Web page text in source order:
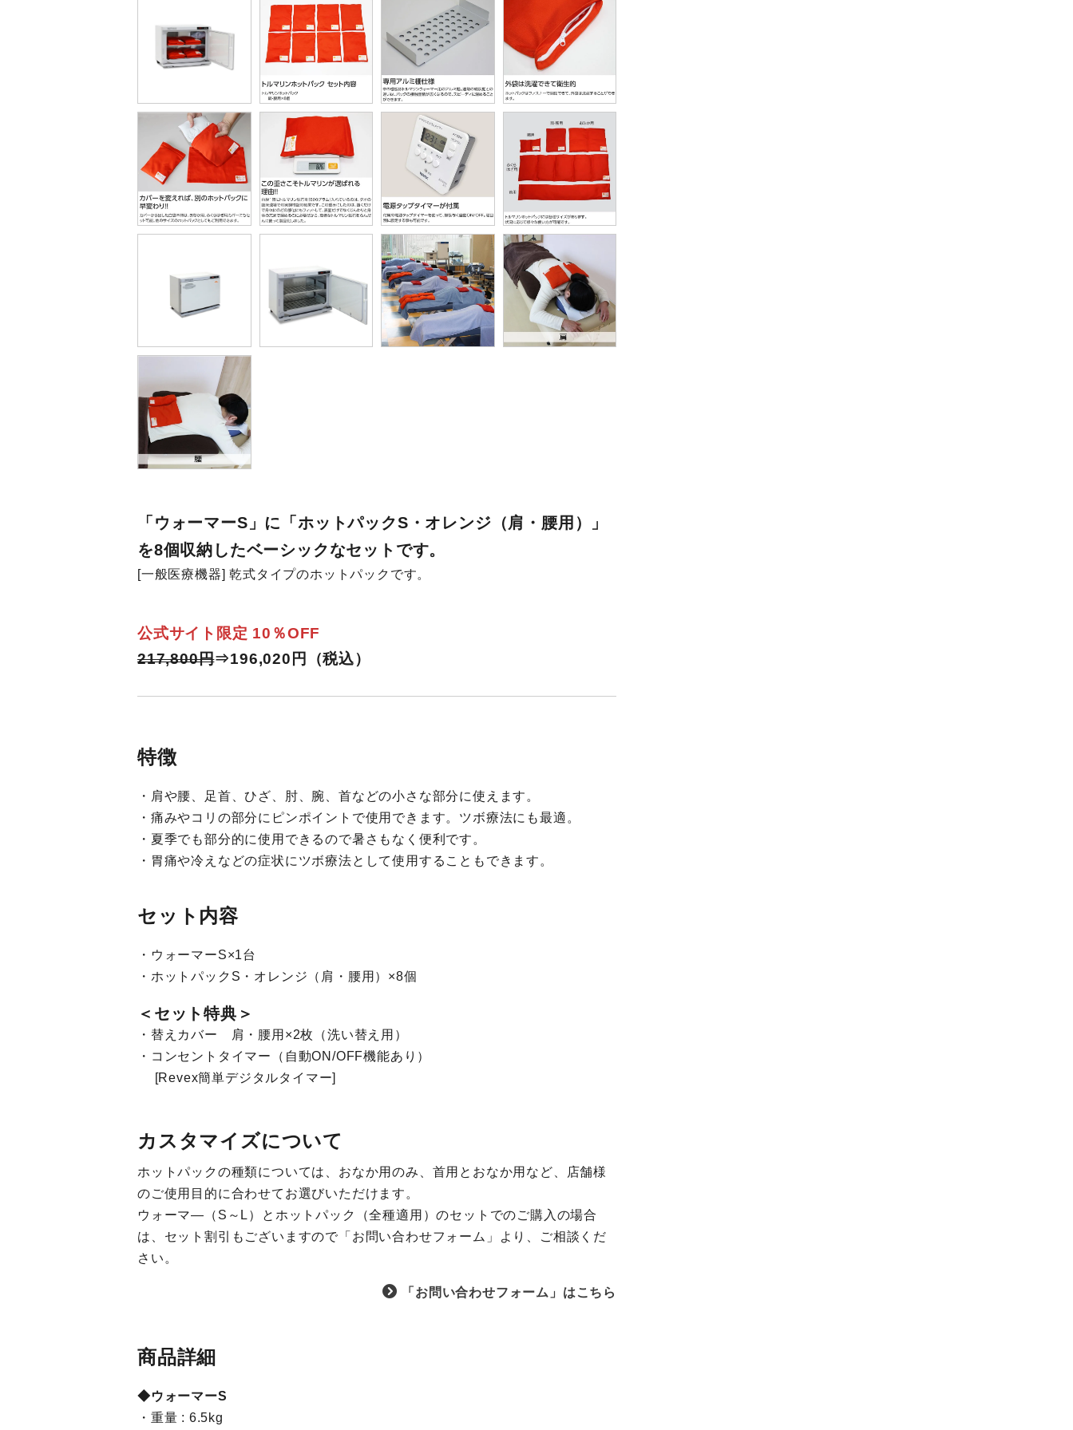
「ウォーマーS」に「ホットパックS・オレンジ（肩・腰用）」
を8個収納したベーシックなセットです。
[一般医療機器] 乾式タイプのホットパックです。
公式サイト限定 10％OFF
217,800円⇒196,020円（税込）
特徴
・肩や腰、足首、ひざ、肘、腕、首などの小さな部分に使えます。
・痛みやコリの部分にピンポイントで使用できます。ツボ療法にも最適。
・夏季でも部分的に使用できるので暑さもなく便利です。
・胃痛や冷えなどの症状にツボ療法として使用することもできます。
セット内容
・ウォーマーS×1台
・ホットパックS・オレンジ（肩・腰用）×8個
＜セット特典＞
・替えカバー 肩・腰用×2枚（洗い替え用）
・コンセントタイマー（自動ON/OFF機能あり）
[Revex簡単デジタルタイマー]
カスタマイズについて
ホットパックの種類については、おなか用のみ、首用とおなか用など、店舗様
のご使用目的に合わせてお選びいただけます。
ウォーマ―（S～L）とホットパック（全種適用）のセットでのご購入の場合
は、セット割引もございますので「 お問い合わせフォーム 」より、ご相談くだ
さい。
「お問い合わせフォーム」はこちら
商品詳細
◆ウォーマーS
・重量 : 6.5kg